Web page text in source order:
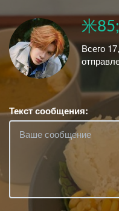
米
Всего
Текст сообщения: